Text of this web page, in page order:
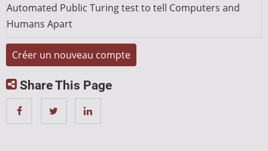
Automated Public Turing test to tell Computers and
Humans Apart
Share This Page